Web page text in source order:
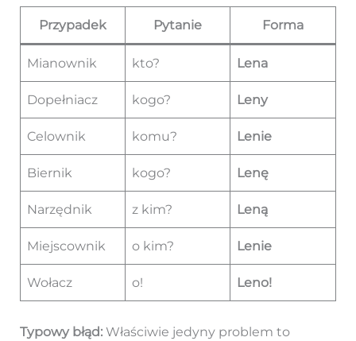
Przypadek Pytanie Forma
Mianownik kto? Lena
Dopełniacz kogo? Leny
Celownik komu? Lenie
Biernik kogo? Lenę
Narzędnik z kim? Leną
Miejscownik o kim? Lenie
Wołacz o! Leno!
Typowy błąd:Właściwie jedyny problem to